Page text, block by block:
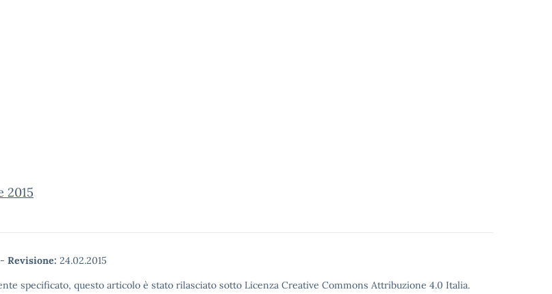
2015
- Revisione: 24.02.2015
specificato, questo articolo è stato rilasciato sotto Licenza Creative Commons Attribuzione 4.0 Italia.